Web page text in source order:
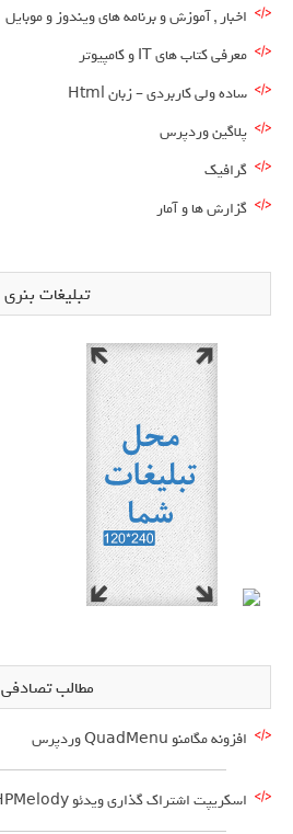
اخبار , آموزش و برنامه های ویندوز و موبایل
معرفی کتاب های IT و کامپیوتر
ساده ولی کاربردی – زبان Html
پلاگین وردپرس
گرافیک
گزارش ها و آمار
تبلیغات بنری
مطالب تصادفی
افزونه مگامنو QuadMenu وردپرس
اسکریپت اشتراک گذاری ویدئو PHPMelody